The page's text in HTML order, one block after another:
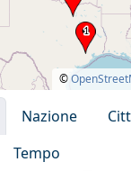
©
Nazione
Tempo